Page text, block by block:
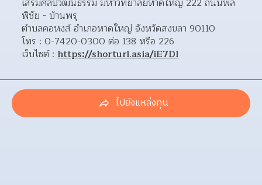
พิชัย - บ้านพรุ
ตำบลคอหงส์ อำเภอหาดใหญ่ จังหวัดสงขลา 90110
โทร : 0-7420-0300 ต่อ 138 หรือ 226
เว็บไซต์ : https://shorturl.asia/iE7Dl
ไปยังแหล่งทุน